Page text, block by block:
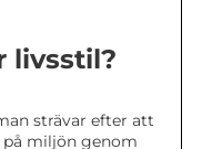
livsstil?
strävar efter att
på miljön genom